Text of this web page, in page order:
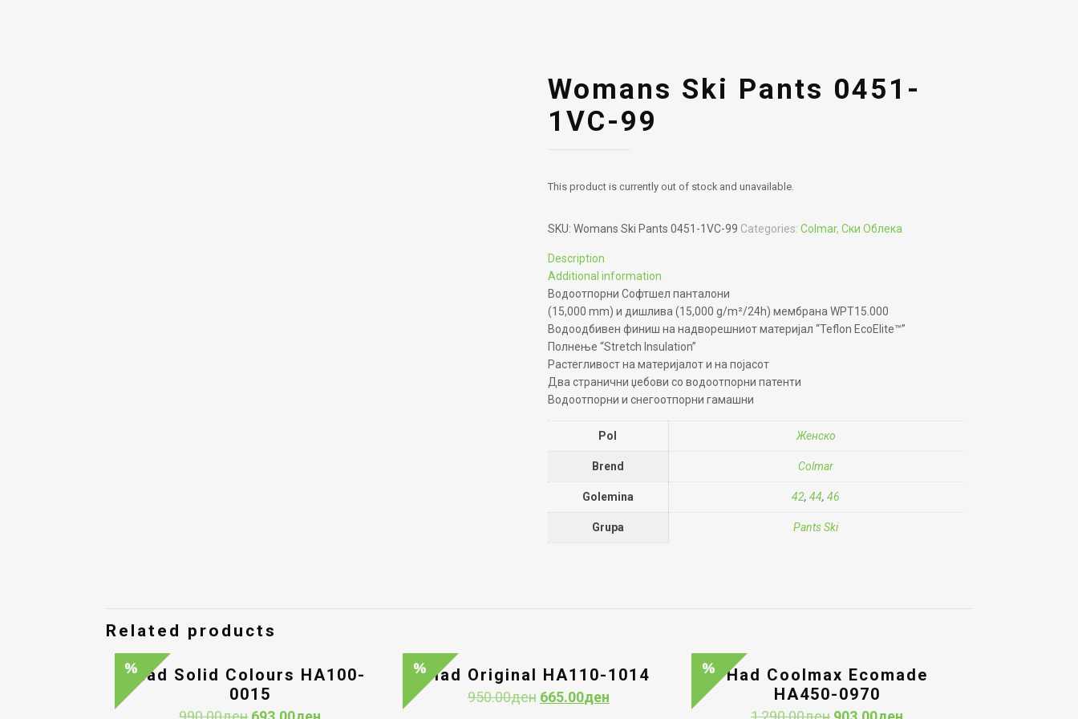
Womans Ski Pants 0451-
1VC-99
This product is currently out of stock and unavailable.
SKU: Womans Ski Pants 0451-1VC-99 Categories: Colmar, Ски Облека
Description
Additional information
Водоотпорни Софтшел панталони
(15,000 mm) и дишлива (15,000 g/m²/24h) мембрана WPT15.000
Водоодбивен финиш на надворешниот материјал “Teflon EcoElite™”
Полнење “Stretch Insulation”
Растегливост на материјалот и на појасот
Два странични џебови со водоотпорни патенти
Водоотпорни и снегоотпорни гамашни
Pol Женско
Brend Colmar
Golemina 42,44,46
Grupa Pants Ski
Related products
Had Solid Colours HA100-
0015
Original
Had Original HA110-1014
950.00ден Original
665.00денCurrent
Had Coolmax Ecomade
HA450-0970
Original